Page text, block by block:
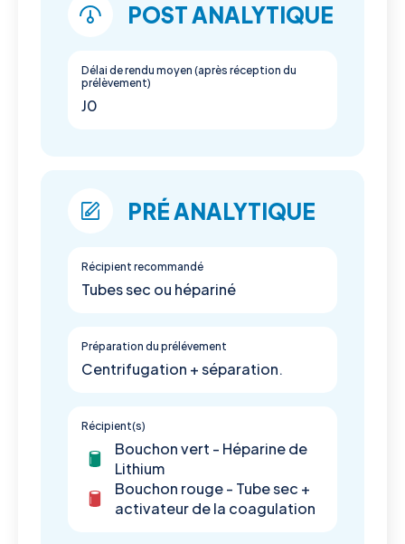
POST ANALYTIQUE
Délai de rendu moyen (après réception du
prélèvement)
J0
PRÉ ANALYTIQUE
Récipient recommandé
Tubes sec ou hépariné
Préparation du prélévement
Centrifugation + séparation.
Récipient(s)
Bouchon vert - Héparine de
Lithium
Bouchon rouge - Tube sec +
activateur de la coagulation